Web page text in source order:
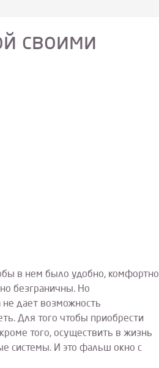
своими
в нем было удобно, комфортно
безграничны. Но
не дает возможность
Для того чтобы приобрести
того, осуществить в жизнь
системы. И это фальш окно с